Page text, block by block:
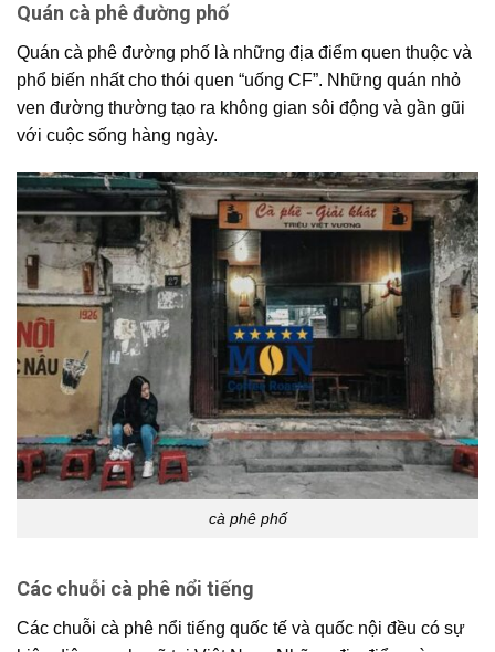
Quán cà phê đường phố
Quán cà phê đường phố là những địa điểm quen thuộc và
phổ biến nhất cho thói quen “uống CF”. Những quán nhỏ
ven đường thường tạo ra không gian sôi động và gần gũi
với cuộc sống hàng ngày.
cà phê phố
Các chuỗi cà phê nổi tiếng
Các chuỗi cà phê nổi tiếng quốc tế và quốc nội đều có sự